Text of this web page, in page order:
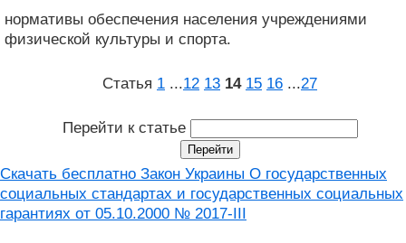
нормативы обеспечения населения учреждениями
физической культуры и спорта.
Статья 1 ...12 13 14 15 16 ...27
Перейти к статье
Скачать бесплатно Закон Украины О государственных
социальных стандартах и государственных социальных
гарантиях от 05.10.2000 № 2017-III